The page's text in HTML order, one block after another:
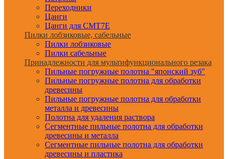
Переходники
Цанги
Цанги для CMT7E
Пилки лобзиковые, сабельные
Пилки лобзиковые
Пилки сабельные
Принадлежности для мультифункционального резака
Пильные погружные полотна "японский зуб"
Пильные погружные полотна для обработки
древесины
Пильные погружные полотна для обработки
металла и древесины
Полотна для удаления раствора
Сегментные пильные полотна для обработки
древесины и металла
Сегментные пильные полотна для обработки
древесины и пластика